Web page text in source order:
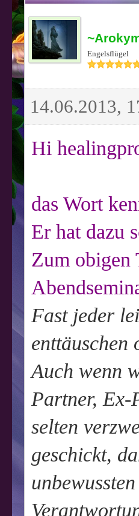
Engelsflügel
14.06.2013,
Hi
das Wort
Er hat dazu
Zum obigen
Fast jeder
enttäuschen
Auch wenn
Partner, Ex-
selten
geschickt,